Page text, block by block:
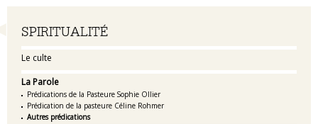
Navigation
SPIRITUALITÉ
Le culte
La Parole
Prédications de la Pasteure Sophie Ollier
Prédication de la pasteure Céline Rohmer
Autres prédications